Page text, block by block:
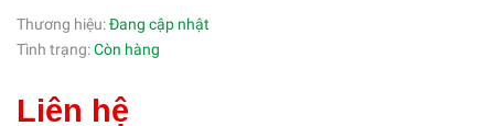
Thương hiệu:Đang cập nhật
Tình trạng:Còn hàng
Liên hệ